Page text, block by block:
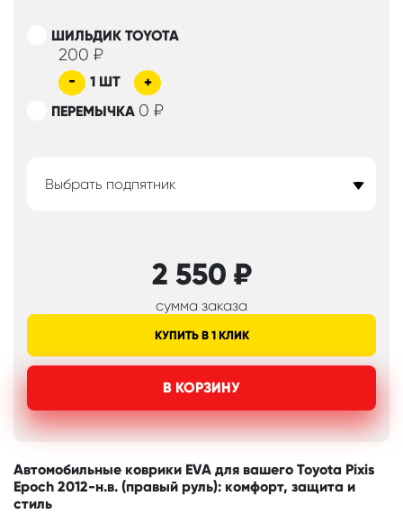
ШИЛЬДИК TOYOTA
200 ₽
- 1 ШТ
+
ПЕРЕМЫЧКА 0 ₽
Выбрать подпятник
2 550 ₽
сумма заказа
КУПИТЬ В 1 КЛИК
В КОРЗИНУ
Автомобильные коврики EVA для вашего Toyota Pixis
Epoch 2012-н.в. (правый руль): комфорт, защита и
стиль